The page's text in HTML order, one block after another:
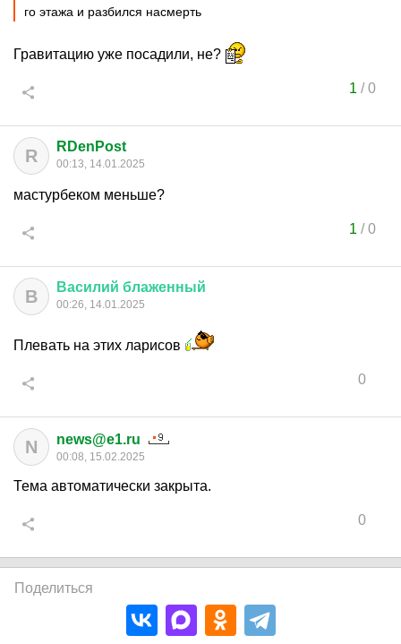
го этажа и разбился насмерть
Гравитацию уже посадили, не?
1 /0
R RDenPost
00:13, 14.01.2025
мастурбеком меньше?
1 /0
В Василий блаженный
00:26, 14.01.2025
Плевать на этих ларисов
0
N news@e1.ru
00:08, 15.02.2025
Тема автоматически закрыта.
0
Поделиться